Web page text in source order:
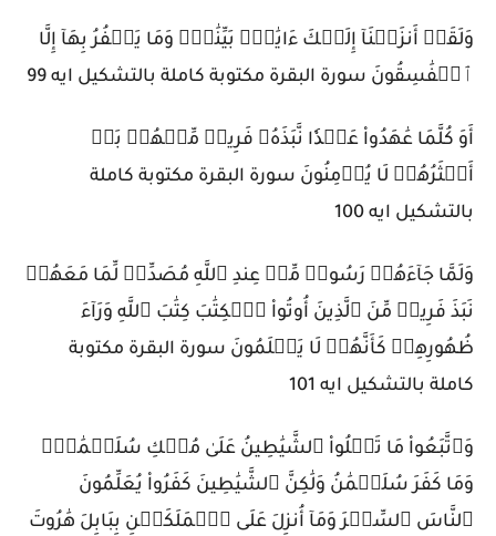
وَلَقَدۡ أَنزَلۡنَآ إِلَيۡكَ ءَايَٰتِۭ بَيِّنَٰتٖۖ وَمَا يَكۡفُرُ بِهَآ إِلَّا
ٱلۡفَٰسِقُونَ سورة البقرة مكتوبة كاملة بالتشكيل ايه 99
أَوَ كُلَّمَا عَٰهَدُواْ عَهۡدٗا نَّبَذَهُۥ فَرِيقٞ مِّنۡهُمۚ بَلۡ
أَكۡثَرُهُمۡ لَا يُؤۡمِنُونَ سورة البقرة مكتوبة كاملة
بالتشكيل ايه 100
وَلَمَّا جَآءَهُمۡ رَسُولٞ مِّنۡ عِندِ ٱللَّهِ مُصَدِّقٞ لِّمَا مَعَهُمۡ
نَبَذَ فَرِيقٞ مِّنَ ٱلَّذِينَ أُوتُواْ ٱلۡكِتَٰبَ كِتَٰبَ ٱللَّهِ وَرَآءَ
ظُهُورِهِمۡ كَأَنَّهُمۡ لَا يَعۡلَمُونَ سورة البقرة مكتوبة
كاملة بالتشكيل ايه 101
وَٱتَّبَعُواْ مَا تَتۡلُواْ ٱلشَّيَٰطِينُ عَلَىٰ مُلۡكِ سُلَيۡمَٰنَۖ
وَمَا كَفَرَ سُلَيۡمَٰنُ وَلَٰكِنَّ ٱلشَّيَٰطِينَ كَفَرُواْ يُعَلِّمُونَ
ٱلنَّاسَ ٱلسِّحۡرَ وَمَآ أُنزِلَ عَلَى ٱلۡمَلَكَيۡنِ بِبَابِلَ هَٰرُوتَ